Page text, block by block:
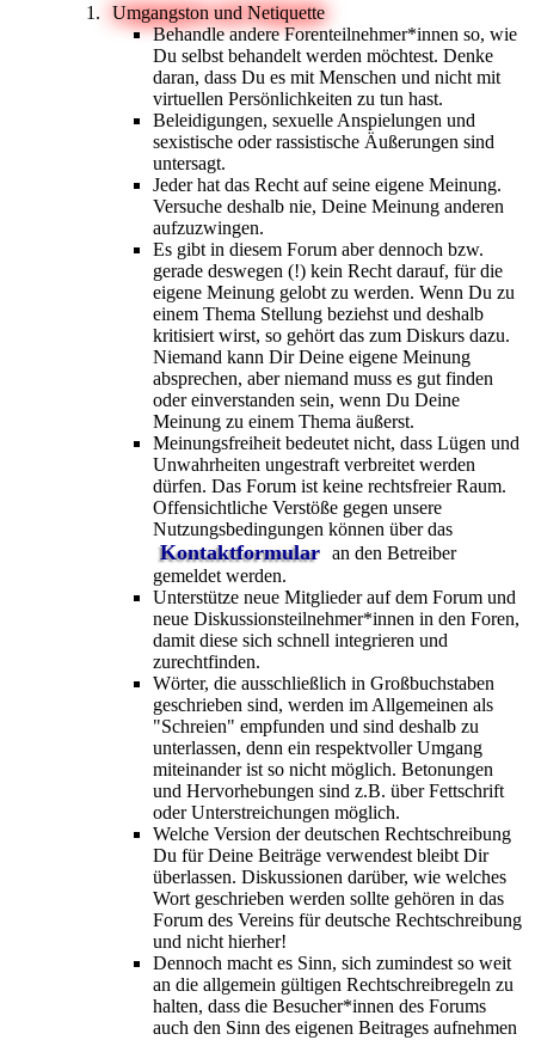
Umgangston und Netiquette
Behandle andere Forenteilnehmer*innen so, wie
Du selbst behandelt werden möchtest. Denke
daran, dass Du es mit Menschen und nicht mit
virtuellen Persönlichkeiten zu tun hast.
Beleidigungen, sexuelle Anspielungen und
sexistische oder rassistische Äußerungen sind
untersagt.
Jeder hat das Recht auf seine eigene Meinung.
Versuche deshalb nie, Deine Meinung anderen
aufzuzwingen.
Es gibt in diesem Forum aber dennoch bzw.
gerade deswegen (!) kein Recht darauf, für die
eigene Meinung gelobt zu werden. Wenn Du zu
einem Thema Stellung beziehst und deshalb
kritisiert wirst, so gehört das zum Diskurs dazu.
Niemand kann Dir Deine eigene Meinung
absprechen, aber niemand muss es gut finden
oder einverstanden sein, wenn Du Deine
Meinung zu einem Thema äußerst.
Meinungsfreiheit bedeutet nicht, dass Lügen und
Unwahrheiten ungestraft verbreitet werden
dürfen. Das Forum ist keine rechtsfreier Raum.
Offensichtliche Verstöße gegen unsere
Nutzungsbedingungen können über das
Kontaktformular an den Betreiber
gemeldet werden.
Unterstütze neue Mitglieder auf dem Forum und
neue Diskussionsteilnehmer*innen in den Foren,
damit diese sich schnell integrieren und
zurechtfinden.
Wörter, die ausschließlich in Großbuchstaben
geschrieben sind, werden im Allgemeinen als
"Schreien" empfunden und sind deshalb zu
unterlassen, denn ein respektvoller Umgang
miteinander ist so nicht möglich. Betonungen
und Hervorhebungen sind z.B. über Fettschrift
oder Unterstreichungen möglich.
Welche Version der deutschen Rechtschreibung
Du für Deine Beiträge verwendest bleibt Dir
überlassen. Diskussionen darüber, wie welches
Wort geschrieben werden sollte gehören in das
Forum des Vereins für deutsche Rechtschreibung
und nicht hierher!
Dennoch macht es Sinn, sich zumindest so weit
an die allgemein gültigen Rechtschreibregeln zu
halten, dass die Besucher*innen des Forums
auch den Sinn des eigenen Beitrages aufnehmen